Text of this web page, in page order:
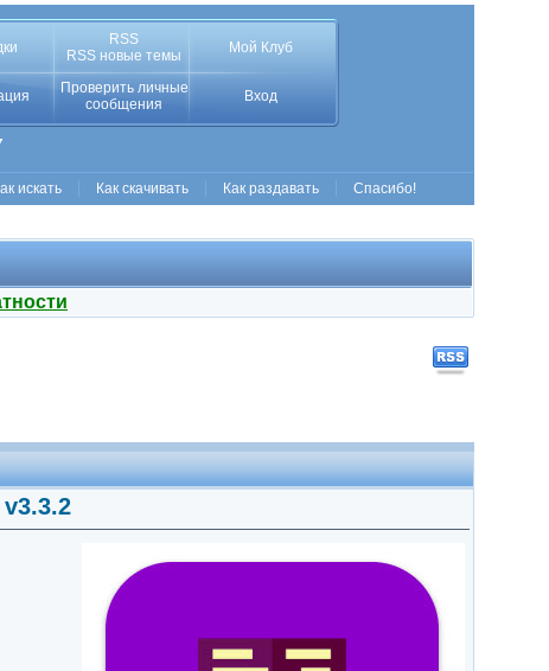
RSS
RSS новые темы
Мой Клуб
Проверить личные
сообщения
Вход
искать Как скачивать Как раздавать Спасибо!